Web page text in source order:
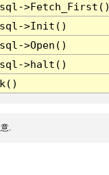
>Init()
>Open()
>halt()
.